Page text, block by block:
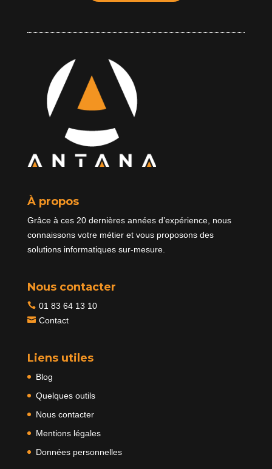
À propos
Grâce à ces 20 dernières années d’expérience, nous
connaissons votre métier et vous proposons des
solutions informatiques sur-mesure.
Nous contacter
 01 83 64 13 10
Contact
Liens utiles
Blog
Quelques outils
Nous contacter
Mentions légales
Données personnelles